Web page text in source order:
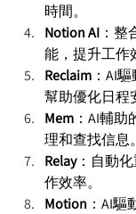
時間。
Notion AI ：
能，提升工作
Reclaim ：AI
幫助優化日程
Mem ：AI輔
理和查找信息
Relay：自動
作效率。
Motion ：AI